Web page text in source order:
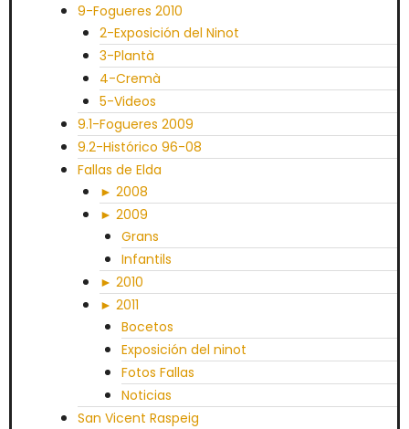
9-Fogueres 2010
2-Exposición del Ninot
3-Plantà
4-Cremà
5-Videos
9.1-Fogueres 2009
9.2-Histórico 96-08
Fallas de Elda
► 2008
► 2009
Grans
Infantils
► 2010
► 2011
Bocetos
Exposición del ninot
Fotos Fallas
Noticias
San Vicent Raspeig